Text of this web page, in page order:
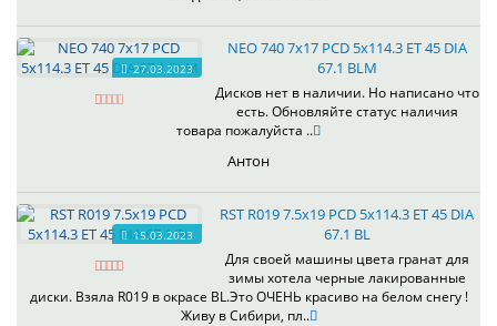
27.03.2023
NEO 740 7x17 PCD 5x114.3 ET 45 DIA
67.1 BLM
Дисков нет в наличии. Но написано что
есть. Обновляйте статус наличия
товара пожалуйста ..
Антон
15.03.2023
RST R019 7.5x19 PCD 5x114.3 ET 45 DIA
67.1 BL
Для своей машины цвета гранат для
зимы хотела черные лакированные
диски. Взяла R019 в окрасе BL.Это ОЧЕНЬ красиво на белом снегу !
Живу в Сибири, пл..